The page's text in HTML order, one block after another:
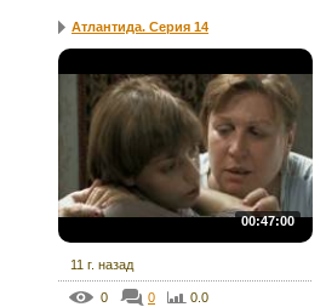
Атлантида. Серия 14
00:47:00
11 г. назад
0 0 0.0